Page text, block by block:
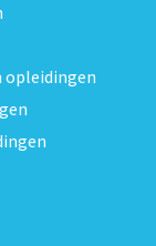
opleidingen